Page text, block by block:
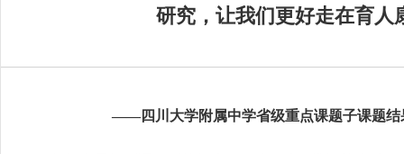
研究，让我们更好走在育人
——四川大学附属中学省级重点课题子课题结